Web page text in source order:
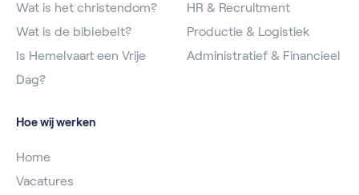
Wat is het christendom?
Wat is de biblebelt?
Is Hemelvaart een Vrije
Dag?
HR & Recruitment
Productie & Logistiek
Administratief & Financieel
Hoe wij werken
Home
Vacatures